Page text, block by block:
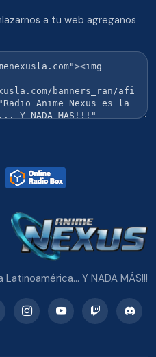
a tu web agreganos
Y NADA MÁS!!!